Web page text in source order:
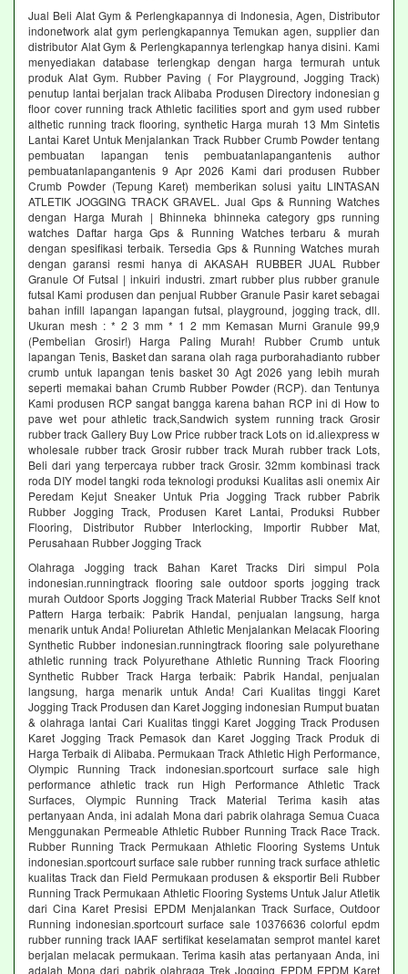
Jual Beli Alat Gym & Perlengkapannya di Indonesia, Agen, Distributor
indonetwork alat gym perlengkapannya Temukan agen, supplier dan
distributor Alat Gym & Perlengkapannya terlengkap hanya disini. Kami
menyediakan database terlengkap dengan harga termurah untuk
produk Alat Gym. Rubber Paving ( For Playground, Jogging Track)
penutup lantai berjalan track Alibaba Produsen Directory indonesian g
floor cover running track Athletic facilities sport and gym used rubber
althetic running track flooring, synthetic Harga murah 13 Mm Sintetis
Lantai Karet Untuk Menjalankan Track Rubber Crumb Powder tentang
pembuatan lapangan tenis pembuatanlapangantenis author
pembuatanlapangantenis 9 Apr 2026 Kami dari produsen Rubber
Crumb Powder (Tepung Karet) memberikan solusi yaitu LINTASAN
ATLETIK JOGGING TRACK GRAVEL. Jual Gps & Running Watches
dengan Harga Murah | Bhinneka bhinneka category gps running
watches Daftar harga Gps & Running Watches terbaru & murah
dengan spesifikasi terbaik. Tersedia Gps & Running Watches murah
dengan garansi resmi hanya di AKASAH RUBBER JUAL Rubber
Granule Of Futsal | inkuiri industri. zmart rubber plus rubber granule
futsal Kami produsen dan penjual Rubber Granule Pasir karet sebagai
bahan infill lapangan lapangan futsal, playground, jogging track, dll.
Ukuran mesh : * 2 3 mm * 1 2 mm Kemasan Murni Granule 99,9
(Pembelian Grosir!) Harga Paling Murah! Rubber Crumb untuk
lapangan Tenis, Basket dan sarana olah raga purborahadianto rubber
crumb untuk lapangan tenis basket 30 Agt 2026 yang lebih murah
seperti memakai bahan Crumb Rubber Powder (RCP). dan Tentunya
Kami produsen RCP sangat bangga karena bahan RCP ini di How to
pave wet pour athletic track,Sandwich system running track Grosir
rubber track Gallery Buy Low Price rubber track Lots on id.aliexpress w
wholesale rubber track Grosir rubber track Murah rubber track Lots,
Beli dari yang terpercaya rubber track Grosir. 32mm kombinasi track
roda DIY model tangki roda teknologi produksi Kualitas asli onemix Air
Peredam Kejut Sneaker Untuk Pria Jogging Track rubber Pabrik
Rubber Jogging Track, Produsen Karet Lantai, Produksi Rubber
Flooring, Distributor Rubber Interlocking, Importir Rubber Mat,
Perusahaan Rubber Jogging Track
Olahraga Jogging track Bahan Karet Tracks Diri simpul Pola
indonesian.runningtrack flooring sale outdoor sports jogging track
murah Outdoor Sports Jogging Track Material Rubber Tracks Self knot
Pattern Harga terbaik: Pabrik Handal, penjualan langsung, harga
menarik untuk Anda! Poliuretan Athletic Menjalankan Melacak Flooring
Synthetic Rubber indonesian.runningtrack flooring sale polyurethane
athletic running track Polyurethane Athletic Running Track Flooring
Synthetic Rubber Track Harga terbaik: Pabrik Handal, penjualan
langsung, harga menarik untuk Anda! Cari Kualitas tinggi Karet
Jogging Track Produsen dan Karet Jogging indonesian Rumput buatan
& olahraga lantai Cari Kualitas tinggi Karet Jogging Track Produsen
Karet Jogging Track Pemasok dan Karet Jogging Track Produk di
Harga Terbaik di Alibaba. Permukaan Track Athletic High Performance,
Olympic Running Track indonesian.sportcourt surface sale high
performance athletic track run High Performance Athletic Track
Surfaces, Olympic Running Track Material Terima kasih atas
pertanyaan Anda, ini adalah Mona dari pabrik olahraga Semua Cuaca
Menggunakan Permeable Athletic Rubber Running Track Race Track.
Rubber Running Track Permukaan Athletic Flooring Systems Untuk
indonesian.sportcourt surface sale rubber running track surface athletic
kualitas Track dan Field Permukaan produsen & eksportir Beli Rubber
Running Track Permukaan Athletic Flooring Systems Untuk Jalur Atletik
dari Cina Karet Presisi EPDM Menjalankan Track Surface, Outdoor
Running indonesian.sportcourt surface sale 10376636 colorful epdm
rubber running track IAAF sertifikat keselamatan semprot mantel karet
berjalan melacak permukaan. Terima kasih atas pertanyaan Anda, ini
adalah Mona dari pabrik olahraga Trek Jogging EPDM EPDM Karet